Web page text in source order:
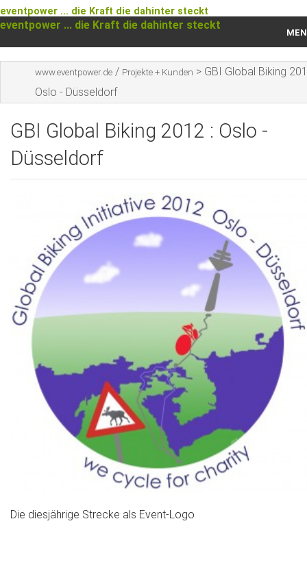
eventpower ... die Kraft die dahinter steckt
eventpower ... die Kraft die dahinter steckt
Startseite
Das war 2023
Das war 2021
Das war 2020
Das war 2017
Das war 2016
Das war 2015
Das war 2014
Das war 2013
Das war 2012
Das war 2009
www.eventpower.de / Projekte + Kunden > GBI Global Biking
Oslo - Düsseldorf
GBI Global Biking 2012 : Oslo -
Düsseldorf
Die diesjährige Strecke als Event-Logo